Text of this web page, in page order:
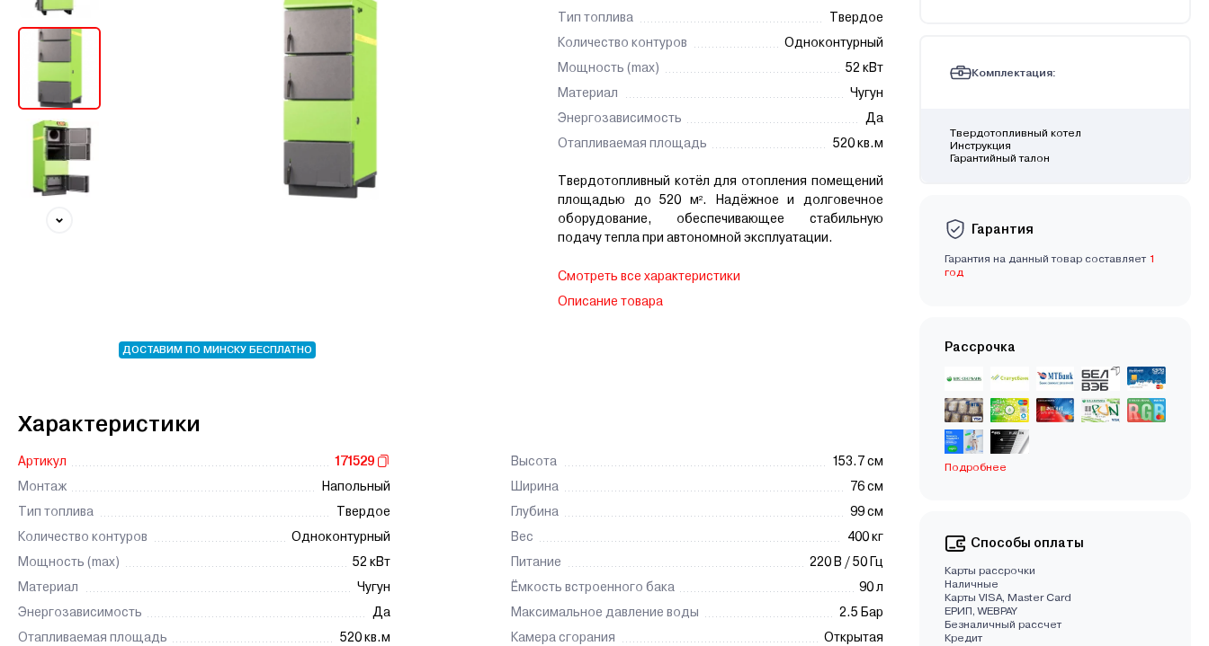
ДОСТАВИМ ПО МИНСКУ БЕСПЛАТНО
Тип топлива
Твердое
Количество контуров
Одноконтурный
Мощность (max)
52 кВт
Материал
Чугун
Энергозависимость
Да
Отапливаемая площадь
520 кв.м
Твердотопливный котёл для отопления помещений
площадью до 520 м². Надёжное и долговечное
оборудование, обеспечивающее стабильную
подачу тепла при автономной эксплуатации.
Смотреть все характеристики
Описание товара
Характеристики
Артикул
171529
Монтаж
Напольный
Тип топлива
Твердое
Количество контуров
Одноконтурный
Мощность (max)
52 кВт
Материал
Чугун
Энергозависимость
Да
Отапливаемая площадь
520 кв.м
Высота
153.7 см
Ширина
76 см
Глубина
99 см
Вес
400 кг
Питание
220 В / 50 Гц
Ёмкость встроенного бака
90 л
Максимальное давление воды
2.5 Бар
Камера сгорания
Открытая
Комплектация:
Твердотопливный котел
Инструкция
Гарантийный талон
Гарантия
Гарантия на данный товар составляет 1
год
Рассрочка
Подробнее
Способы оплаты
Карты рассрочки
Наличные
Карты VISA, Master Card
EРИП, WEBPAY
Безналичный рассчет
Кредит